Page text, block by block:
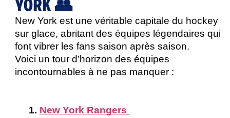
YORK 👥
New York est une véritable capitale du hockey
sur glace, abritant des équipes légendaires qui
font vibrer les fans saison après saison.
Voici un tour d’horizon des équipes
incontournables à ne pas manquer :
New York Rangers